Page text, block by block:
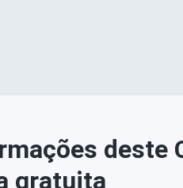
deste
gratuita